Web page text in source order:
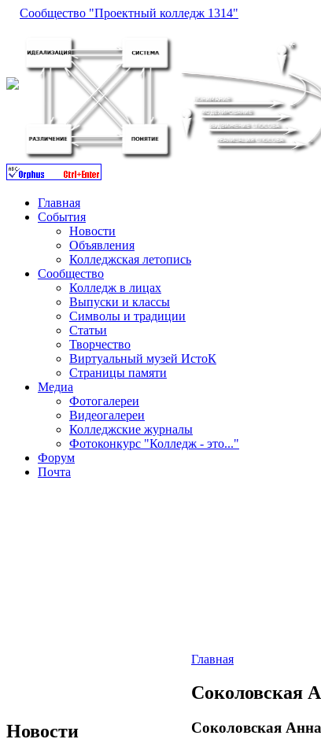
Сообщество "Проектный колледж 1314"
Главная
События
Новости
Объявления
Колледжская летопись
Сообщество
Колледж в лицах
Выпуски и классы
Символы и традиции
Статьи
Творчество
Виртуальный музей ИстоК
Страницы памяти
Медиа
Фотогалереи
Видеогалереи
Колледжские журналы
Фотоконкурс "Колледж - это..."
Форум
Почта
Новости
Главная
Соколовская
Соколовская